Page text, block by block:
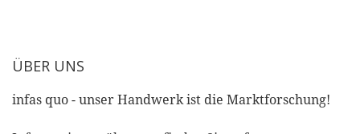
ÜBER UNS
infas quo - unser Handwerk ist die Marktforschung!